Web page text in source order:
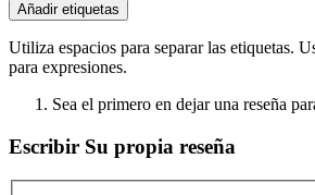
Añadir etiquetas
Utiliza espacios para separar las etiquetas.
para expresiones.
Sea el primero en dejar una reseña
Escribir Su propia reseña